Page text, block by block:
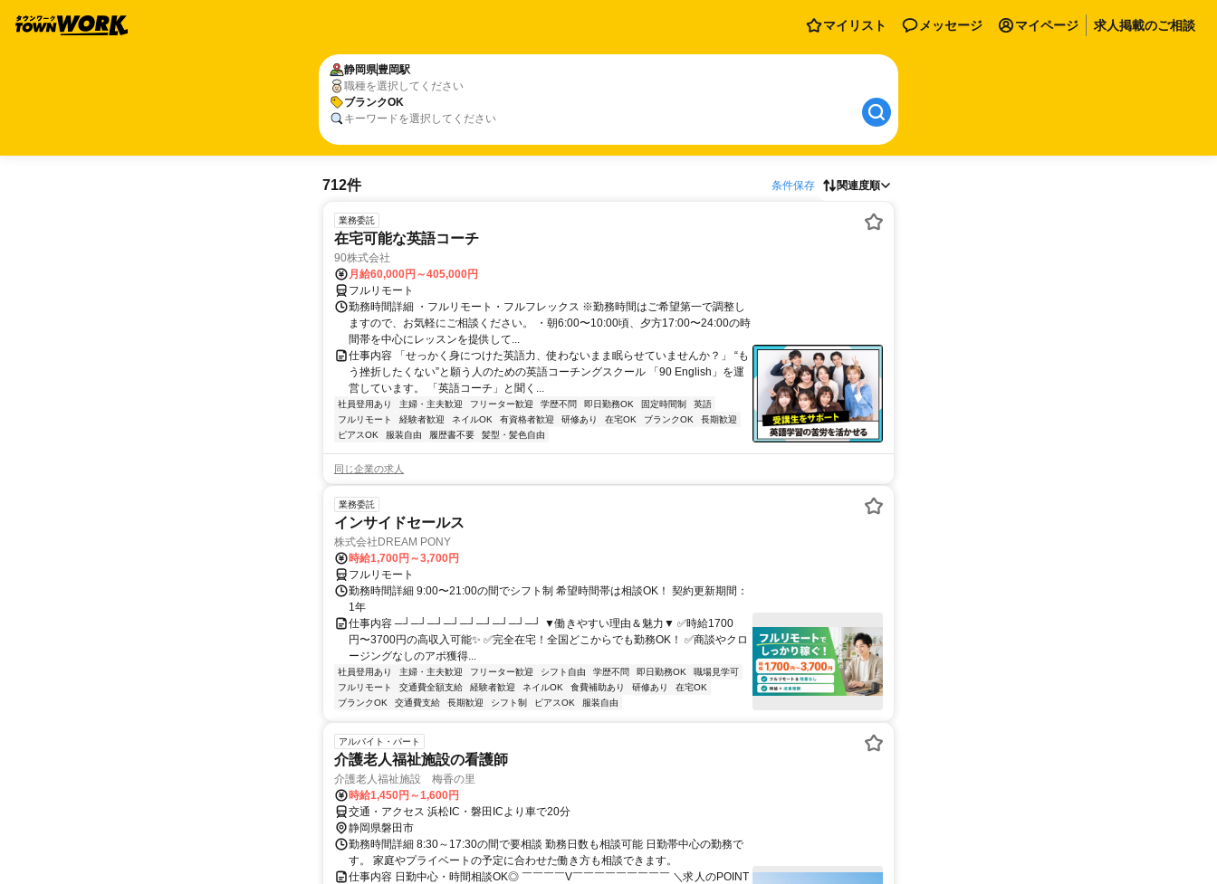
マイリスト メッセージ マイページ 求人掲載のご相談
静岡県豊岡駅
職種を選択してください
ブランクOK
キーワードを選択してください
712件 条件保存 関連度順
業務委託
在宅可能な英語コーチ
90株式会社
月給60,000円～405,000円
フルリモート
勤務時間詳細 ・フルリモート・フルフレックス ※勤務時間はご希望第一で調整し
ますので、お気軽にご相談ください。 ・朝6:00〜10:00頃、夕方17:00〜24:00の時
間帯を中心にレッスンを提供して...
仕事内容 「せっかく身につけた英語力、使わないまま眠らせていませんか？」 “も
う挫折したくない”と願う人のための英語コーチングスクール 「90 English」を運
営しています。 「英語コーチ」と聞く...
社員登用あり 主婦・主夫歓迎 フリーター歓迎 学歴不問 即日勤務OK 固定時間制
英語
フルリモート
経験者歓迎 ネイルOK 有資格者歓迎 研修あり 在宅OK ブランクOK
長期歓迎
ピアスOK
服装自由 履歴書不要 髪型・髪色自由
同じ企業の求人
業務委託
インサイドセールス
株式会社DREAM PONY
時給1,700円～3,700円
フルリモート
勤務時間詳細 9:00〜21:00の間でシフト制 希望時間帯は相談OK！ 契約更新期間：
1年
仕事内容 ─┘─┘─┘─┘─┘─┘─┘─┘─┘ ▼働きやすい理由＆魅力▼ ✅時給1700
円〜3700円の高収入可能✨ ✅完全在宅！全国どこからでも勤務OK！ ✅商談やクロ
ージングなしのアポ獲得...
社員登用あり 主婦・主夫歓迎 フリーター歓迎 シフト自由 学歴不問 即日勤務OK
職場見学可
フルリモート
交通費全額支給 経験者歓迎 ネイルOK 食費補助あり 研修あり
在宅OK
ブランクOK
交通費支給 長期歓迎 シフト制 ピアスOK 服装自由
アルバイト・パート
介護老人福祉施設の看護師
介護老人福祉施設 梅香の里
時給1,450円～1,600円
交通・アクセス 浜松IC・磐田ICより車で20分
静岡県磐田市
勤務時間詳細 8:30～17:30の間で要相談 勤務日数も相談可能 日勤帯中心の勤務で
す。 家庭やプライベートの予定に合わせた働き方も相談できます。
仕事内容 日勤中心・時間相談OK◎ ￣￣￣￣V￣￣￣￣￣￣￣￣￣ ＼求人のPOINT